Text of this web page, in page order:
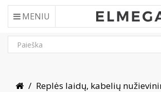
MENIU
Replės laidų, kabelių